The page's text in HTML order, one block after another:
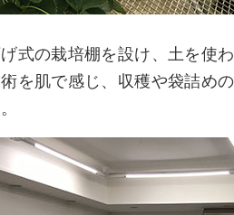
式の栽培棚を設け、土を使
を肌で感じ、収穫や袋詰め